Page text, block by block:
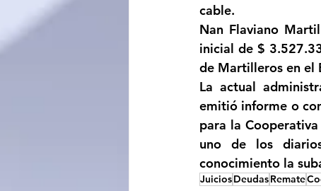
cable.
Nan Flaviano
inicial de $
de Martilleros en el
La actual
emitió informe o
para la
uno de los
conocimiento la
JuiciosDeudasRemate